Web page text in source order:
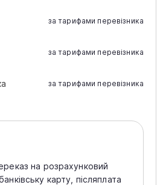
за тарифами перевізника
за тарифами перевізника
за тарифами перевізника
на розрахунковий
карту, післяплата